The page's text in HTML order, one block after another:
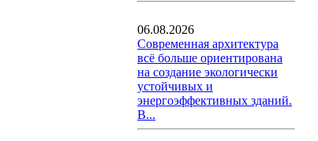
06.08.2026
Современная архитектура
всё больше ориентирована
на создание экологически
устойчивых и
энергоэффективных зданий.
В...